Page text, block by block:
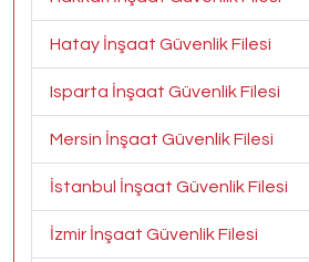
Hatay İnşaat Güvenlik Filesi
Isparta İnşaat Güvenlik Filesi
Mersin İnşaat Güvenlik Filesi
İstanbul İnşaat Güvenlik Filesi
İzmir İnşaat Güvenlik Filesi